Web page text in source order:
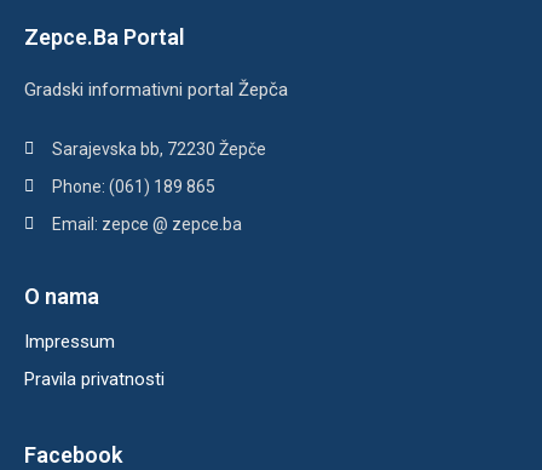
Zepce.Ba Portal
Gradski informativni portal Žepča
Sarajevska bb, 72230 Žepče
Phone: (061) 189 865
Email: zepce @ zepce.ba
O nama
Impressum
Pravila privatnosti
Facebook